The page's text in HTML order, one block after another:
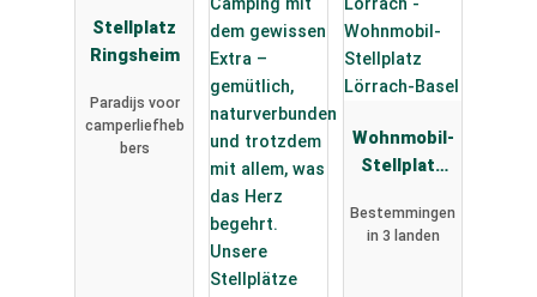
Stellplatz
Ringsheim
Paradijs voor
camperliefheb
bers
Wohnmobil-
Stellplatz
Basel
Bestemmingen
in 3 landen